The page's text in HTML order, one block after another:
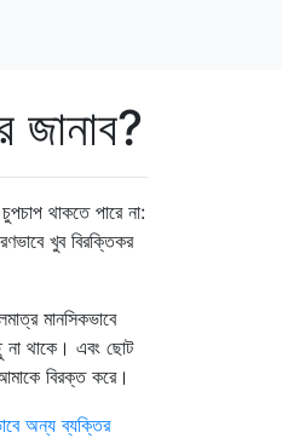
জানাব?
থাকতে পারে না:
খুব বিরক্তিকর
মানসিকভাবে
না থাকে। এবং ছোট
বিরক্ত করে।
অন্য ব্যক্তির